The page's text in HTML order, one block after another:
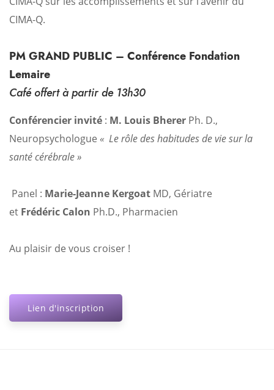
CIMA-Q.
PM GRAND PUBLIC – Conférence Fondation
Lemaire
Café offert à partir de 13h30
Conférencier invité : M. Louis Bherer Ph. D.,
Neuropsychologue « Le rôle des habitudes de vie sur la
santé cérébrale »
Panel : Marie-Jeanne Kergoat MD, Gériatre
et Frédéric Calon Ph.D., Pharmacien
Au plaisir de vous croiser !
Lien d'inscription